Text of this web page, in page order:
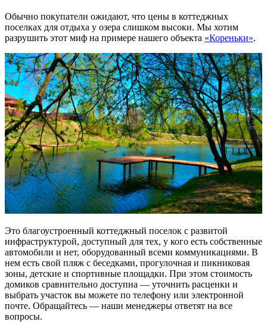
Обычно покупатели ожидают, что цены в коттеджных
поселках для отдыха у озера слишком высоки. Мы хотим
разрушить этот миф на примере нашего объекта «Кореньки».
Это благоустроенный коттеджный поселок с развитой
инфраструктурой, доступный для тех, у кого есть собственные
автомобили и нет, оборудованный всеми коммуникациями. В
нем есть свой пляж с беседками, прогулочная и пикниковая
зоны, детские и спортивные площадки. При этом стоимость
домиков сравнительно доступна — уточнить расценки и
выбрать участок вы можете по телефону или электронной
почте. Обращайтесь — наши менеджеры ответят на все
вопросы.